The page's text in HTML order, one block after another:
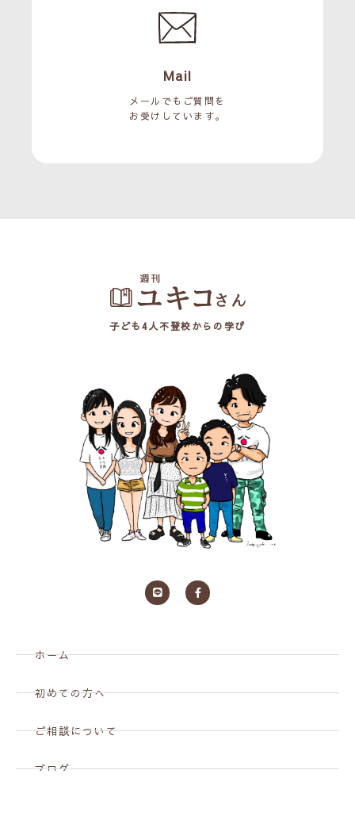
Mail
メールでもご質問を
お受けしています。
子ども4人不登校からの学び
ホーム
初めての方へ
ご相談について
ブログ